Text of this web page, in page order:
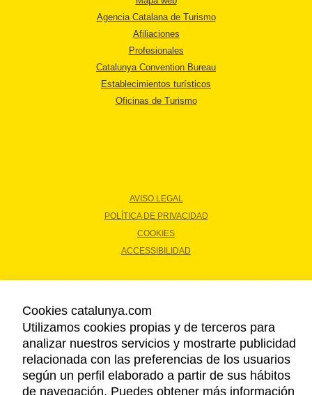
Agencia Catalana de Turismo
Afiliaciones
Profesionales
Catalunya Convention Bureau
Establecimientos turísticos
Oficinas de Turismo
AVISO LEGAL
POLÍTICA DE PRIVACIDAD
COOKIES
ACCESSIBILIDAD
reservados.
Cookies catalunya.com
Utilizamos cookies propias y de terceros para
analizar nuestros servicios y mostrarte publicidad
relacionada con las preferencias de los usuarios
según un perfil elaborado a partir de sus hábitos
de navegación. Puedes obtener más información